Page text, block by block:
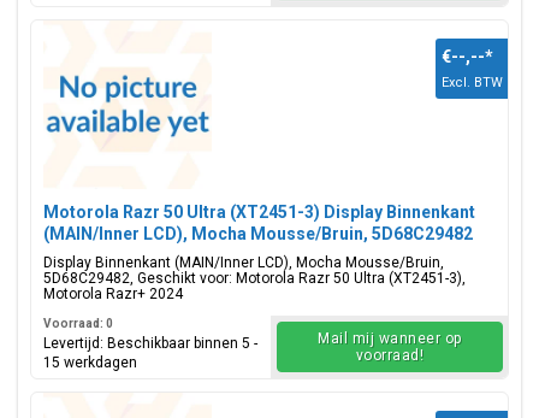
Motorola Razr 50 Ultra (XT2451-3) Display Binnenkant
(MAIN/Inner LCD), Mocha Mousse/Bruin, 5D68C29482
Display Binnenkant (MAIN/Inner LCD), Mocha Mousse/Bruin,
5D68C29482, Geschikt voor: Motorola Razr 50 Ultra (XT2451-3),
Motorola Razr+ 2024
€--,--*
Excl. BTW
Voorraad: 0
Levertijd: Beschikbaar binnen 5 -
15 werkdagen
Mail mij wanneer op
voorraad!